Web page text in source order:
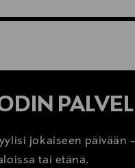
jokaiseen päivään
tai etänä.